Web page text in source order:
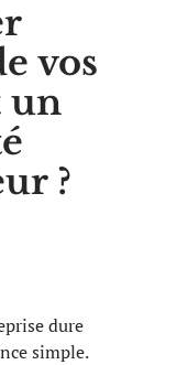
vos
un
?
dure
simple.